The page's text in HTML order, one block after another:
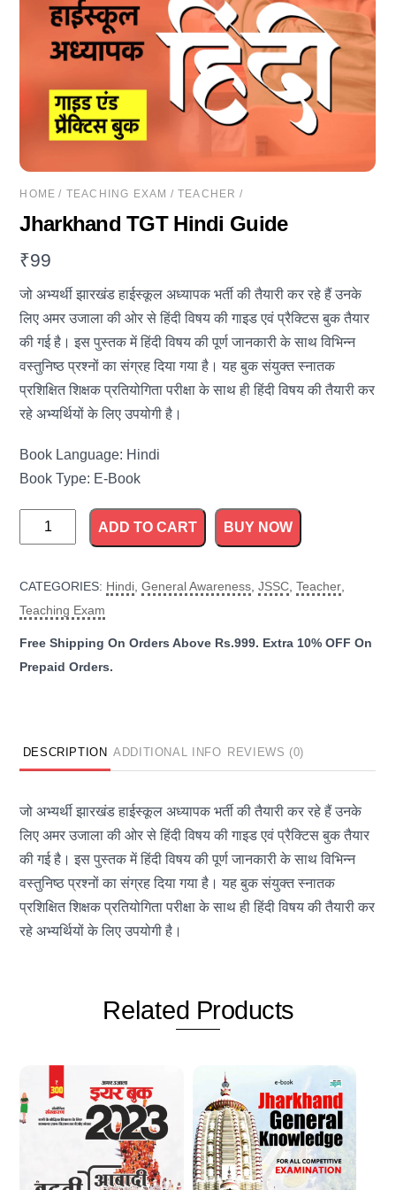
HOME / TEACHING EXAM /TEACHER /
Jharkhand TGT Hindi Guide
₹99
जो अभ्यर्थी झारखंड हाईस्कूल अध्यापक भर्ती की तैयारी कर रहे हैं उनके
लिए अमर उजाला की ओर से हिंदी विषय की गाइड एवं प्रैक्टिस बुक तैयार
की गई है। इस पुस्तक में हिंदी विषय की पूर्ण जानकारी के साथ विभिन्न
वस्तुनिष्ठ प्रश्नों का संग्रह दिया गया है। यह बुक संयुक्त स्नातक
प्रशिक्षित शिक्षक प्रतियोगिता परीक्षा के साथ ही हिंदी विषय की तैयारी कर
रहे अभ्यर्थियों के लिए उपयोगी है।
Book Language: Hindi
Book Type: E-Book
Jharkhand
TGT
Guide
quantity
ADD TO CART BUY NOW
CATEGORIES: Hindi ,General Awareness ,JSSC ,Teacher
Teaching Exam
DESCRIPTION ADDITIONAL INFO REVIEWS (0)
जो अभ्यर्थी झारखंड हाईस्कूल अध्यापक भर्ती की तैयारी कर रहे हैं उनके
लिए अमर उजाला की ओर से हिंदी विषय की गाइड एवं प्रैक्टिस बुक तैयार
की गई है। इस पुस्तक में हिंदी विषय की पूर्ण जानकारी के साथ विभिन्न
वस्तुनिष्ठ प्रश्नों का संग्रह दिया गया है। यह बुक संयुक्त स्नातक
प्रशिक्षित शिक्षक प्रतियोगिता परीक्षा के साथ ही हिंदी विषय की तैयारी कर
रहे अभ्यर्थियों के लिए उपयोगी है।
Related Products